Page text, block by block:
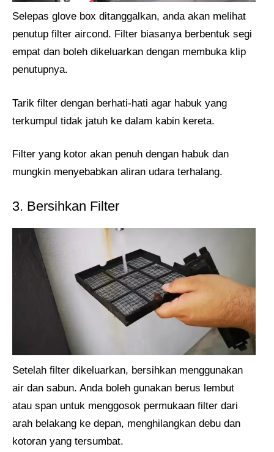
Selepas glove box ditanggalkan, anda akan melihat
penutup filter aircond. Filter biasanya berbentuk segi
empat dan boleh dikeluarkan dengan membuka klip
penutupnya.
Tarik filter dengan berhati-hati agar habuk yang
terkumpul tidak jatuh ke dalam kabin kereta.
Filter yang kotor akan penuh dengan habuk dan
mungkin menyebabkan aliran udara terhalang.
3. Bersihkan Filter
Setelah filter dikeluarkan, bersihkan menggunakan
air dan sabun. Anda boleh gunakan berus lembut
atau span untuk menggosok permukaan filter dari
arah belakang ke depan, menghilangkan debu dan
kotoran yang tersumbat.